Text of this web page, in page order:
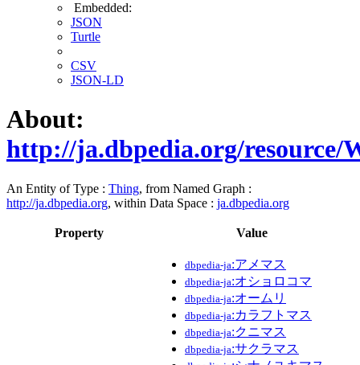
Embedded:
JSON
Turtle
CSV
JSON-LD
About:
http://ja.dbpedia.org/resource/
An Entity of Type : Thing, from Named Graph :
http://ja.dbpedia.org, within Data Space : ja.dbpedia.org
Property Value
dbpedia-ja:アメマス
dbpedia-ja:オショロコマ
dbpedia-ja:オームリ
dbpedia-ja:カラフトマス
dbpedia-ja:クニマス
dbpedia-ja:サクラマス